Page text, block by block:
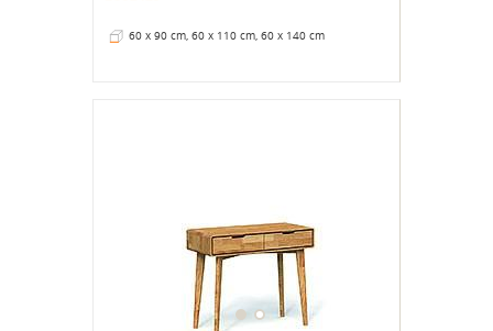
60 x 90 cm, 60 x 110 cm, 60 x 140 cm